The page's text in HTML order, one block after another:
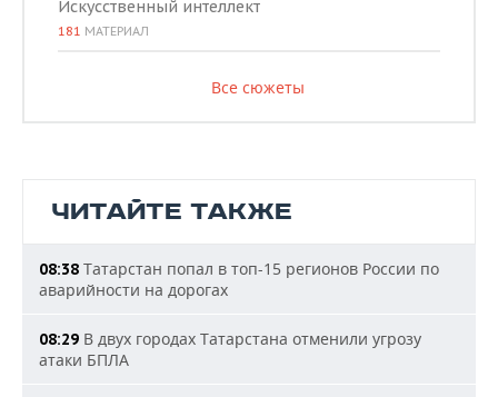
Искусственный интеллект
181 МАТЕРИАЛ
Все сюжеты
ЧИТАЙТЕ ТАКЖЕ
08:38 Татарстан попал в топ-15 регионов России по
аварийности на дорогах
08:29 В двух городах Татарстана отменили угрозу
атаки БПЛА